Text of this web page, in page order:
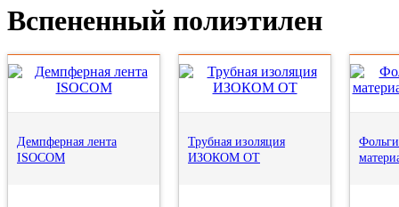
Вспененный полиэтилен
Демпферная лента
ISOCOM
Трубная изоляция
ИЗОКОМ ОТ